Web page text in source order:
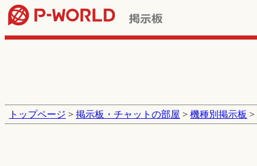
トップページ > 掲示板・チャットの部屋 > 機種別掲示板 >